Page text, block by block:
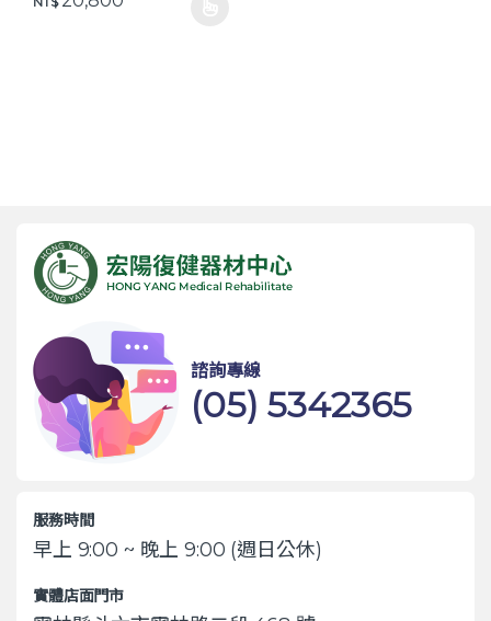
諮詢專線
(05) 5342365
服務時間
早上 9:00 ~ 晚上 9:00 (週日公休)
實體店面門市